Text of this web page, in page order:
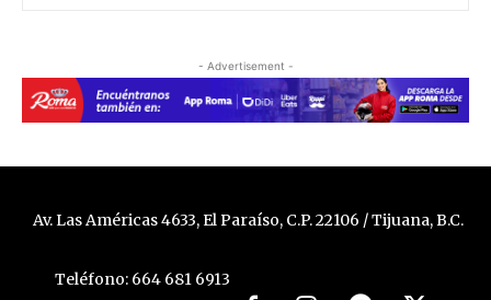
- Advertisement -
Av. Las Américas 4633, El Paraíso, C.P. 22106 / Tijuana, B.C.
Teléfono: 664 681 6913